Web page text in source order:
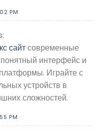
PM
сайтсовременные
интерфейс и
Играйте с
устройств в
сложностей.
PM